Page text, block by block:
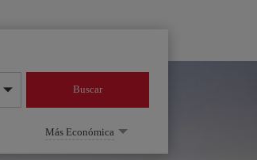
Buscar
Más Económica